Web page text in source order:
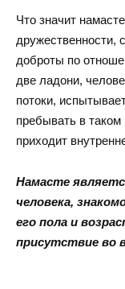
Что значит
дружественности,
доброты по
две ладони,
потоки,
пребывать в
приходит
Намасте
человека,
его пола и
присутствие во